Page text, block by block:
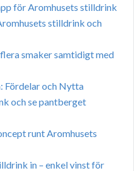
för Aromhusets stilldrink
stilldrink och
smaker samtidigt med
Fördelar och Nytta
och se pantberget
runt Aromhusets
in – enkel vinst för